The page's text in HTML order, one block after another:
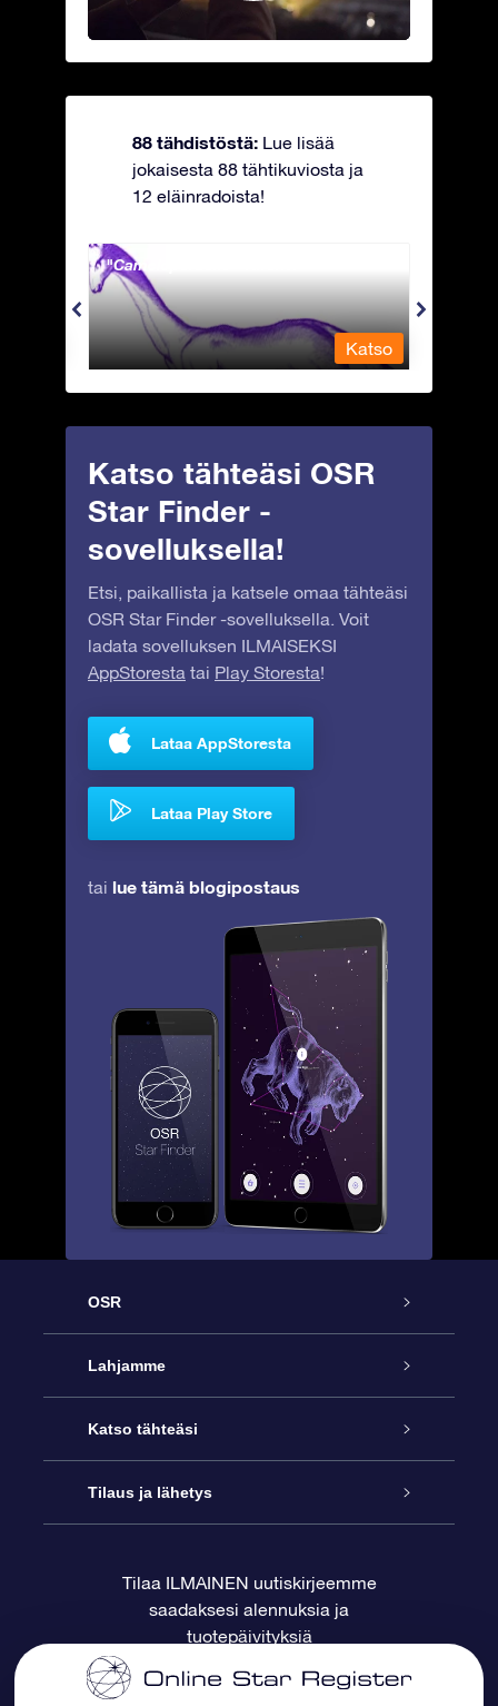
88 tähdistöstä: Lue lisää
jokaisesta 88 tähtikuviosta ja
12 eläinradoista!
Camelopardalis - Kirahvi
Katso
Katso tähteäsi OSR
Star Finder -
sovelluksella!
Etsi, paikallista ja katsele omaa tähteäsi
OSR Star Finder -sovelluksella. Voit
ladata sovelluksen ILMAISEKSI
AppStoresta tai Play Storesta!
Lataa AppStoresta
Lataa Play Store
tai lue tämä blogipostaus
OSR
Palvelu
Ota meihin yhteyttä
Blogi
Arvostelut
Lahjamme
Online Star -lahja
OSR-lahjapakkaus
OSR-lahjakortti
Yrityslahjat
Katso tähteäsi
Star Register
Henkilökohtainen Tähtisivu
One Million Stars
Tilaus ja lähetys
Maksutiedot
Toimitustiedot
Tilaa ILMAINEN uutiskirjeemme
saadaksesi alennuksia ja
tuotepäivityksiä